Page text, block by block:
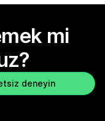
mi
deneyin